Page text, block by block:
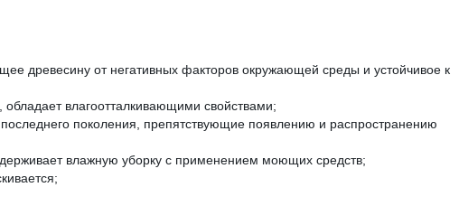
древесину от негативных факторов окружающей среды и устойчивое к
обладает влагоотталкивающими свойствами;
поколения, препятствующие появлению и распространению
влажную уборку с применением моющих средств;